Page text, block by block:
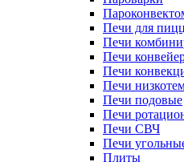
Печи для
Печи
Печи
Печи
Печи
Печи подовые
Печи
Печи СВЧ
Печи
Плиты